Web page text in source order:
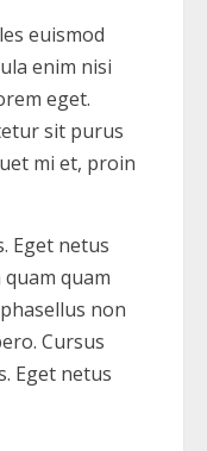
euismod
enim nisi
eget.
sit purus
mi et, proin
Eget netus
quam
non
Cursus
Eget netus